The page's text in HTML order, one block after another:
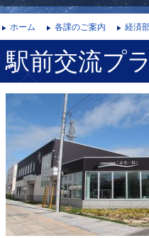
ホーム 各課のご案内 経済
駅前交流プ